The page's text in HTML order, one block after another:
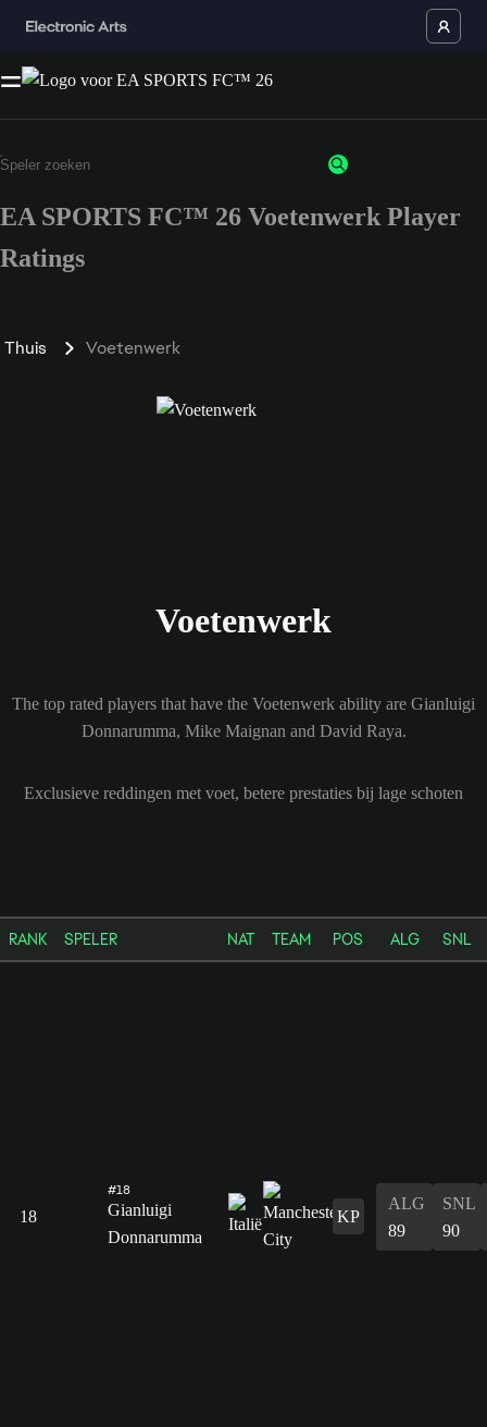
EA SPORTS FC™ 26 Voetenwerk Player
Ratings
Thuis Voetenwerk
Voetenwerk
The top rated players that have the Voetenwerk ability are Gianluigi
Donnarumma, Mike Maignan and David Raya.
Exclusieve reddingen met voet, betere prestaties bij lage schoten
RANK SPELER NAT TEAM POS ALG SNL
18
#18
Gianluigi
Donnarumma
KP
ALG
89
SNL
90